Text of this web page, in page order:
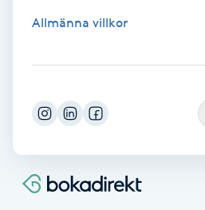
LPG-massage
Allmänna villkor